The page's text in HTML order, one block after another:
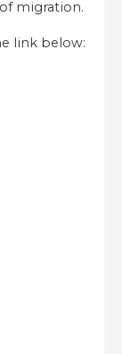
migration.
link below: